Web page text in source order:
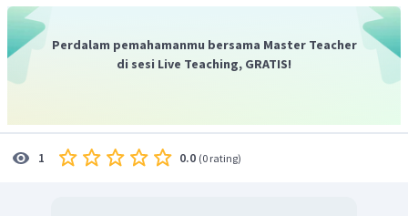
Perdalam pemahamanmu bersama Master Teacher
di sesi Live Teaching, GRATIS!
1 0.0 (0 rating)